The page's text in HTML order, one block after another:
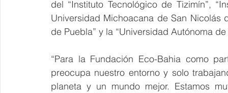
del “Instituto Tecnológico de Tizimín”,
Universidad Michoacana de San Nicolás
de Puebla” y la “Universidad Autónoma
“Para la Fundación Eco-Bahia como
preocupa nuestro entorno y solo
planeta y un mundo mejor. Estamos